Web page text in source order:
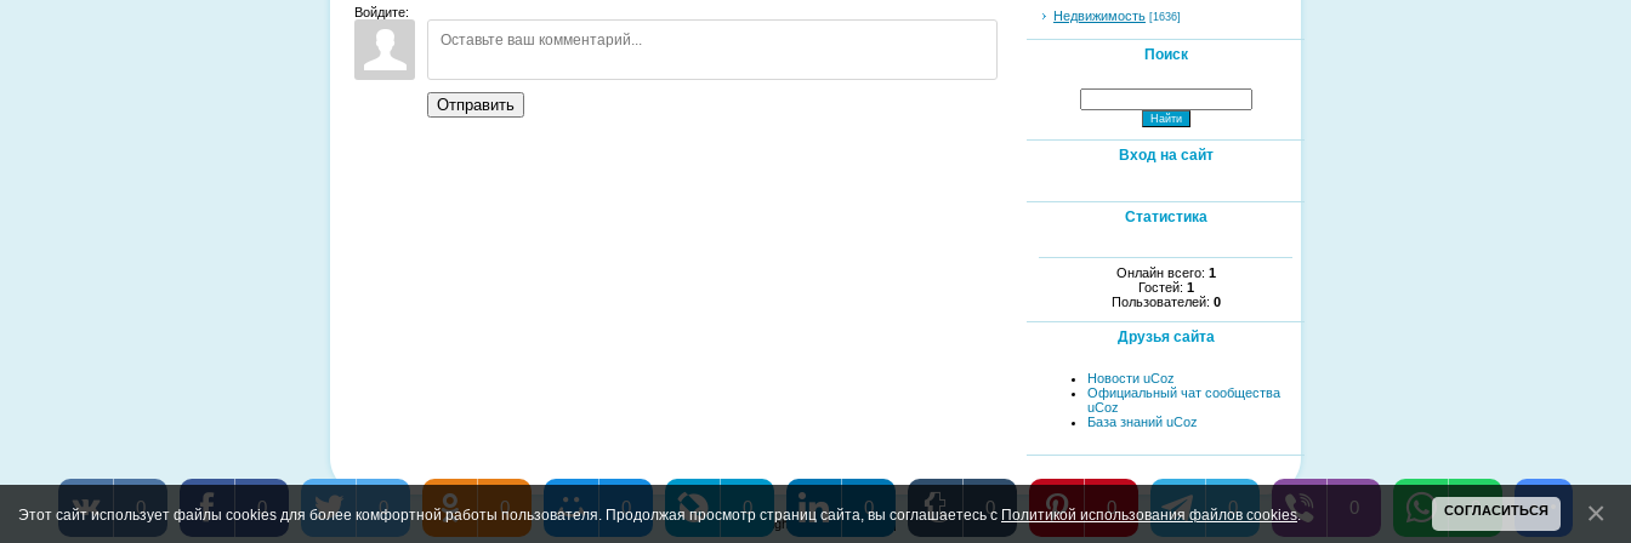
Войдите:
Отправить
Недвижимость [1636]
Поиск
Вход на сайт
Статистика
Онлайн всего: 1
Гостей: 1
Пользователей: 0
Друзья сайта
Новости uCoz
Официальный чат сообщества
uCoz
База знаний uCoz
Copyright MyCorp © 2026 |
0 0 0 0 0 0 0 0 0 0 0 0
Этот сайт использует файлы cookies для более комфортной работы пользователя. Продолжая просмотр страниц сайта, вы соглашаетесь с Политикой использования файлов cookies. СОГЛАСИТЬСЯ